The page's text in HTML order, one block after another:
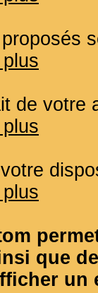
de votre
que